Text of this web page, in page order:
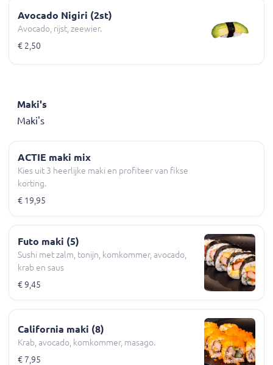
Avocado Nigiri (2st)
Avocado, rijst, zeewier.
€ 2,50
Maki's
Maki's
ACTIE maki mix
Kies uit 3 heerlijke maki en profiteer van fikse
korting.
€ 19,95
Futo maki (5)
Sushi met zalm, tonijn, komkommer, avocado,
krab en saus
€ 9,45
California maki (8)
Krab, avocado, komkommer, masago.
€ 7,95